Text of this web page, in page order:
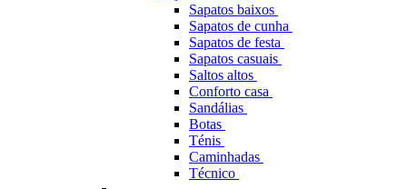
Sapatos baixos
Sapatos de cunha
Sapatos de festa
Sapatos casuais
Saltos altos
Conforto casa
Sandálias
Botas
Ténis
Caminhadas
Técnico